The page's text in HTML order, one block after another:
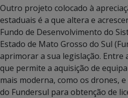
Outro projeto colocado à
estaduais é a que altera e
Fundo de Desenvolvimento do
Estado de Mato Grosso do Sul
aprimorar a sua legislação. Entre
que permite a aquisição de
mais moderna, como os drones,
do Fundersul para obtenção de